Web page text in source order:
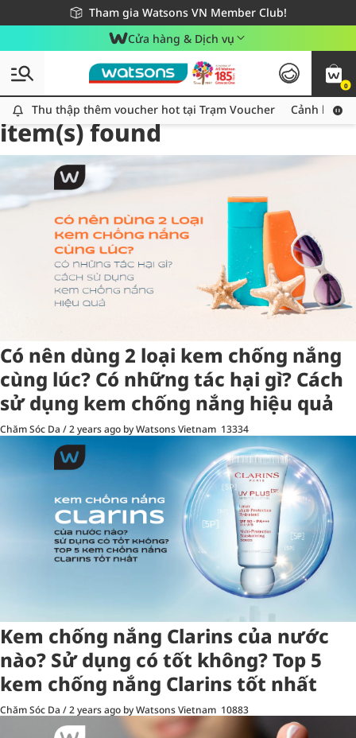
Tham gia Watsons VN Member Club!
Miễn phí giao hàng cho đơn hàng từ 249,000Đ
Giao hàng nhanh 24h - Áp dụng khu vực TP. Hồ Chí Minh
Cửa hàng & Dịch vụ
0
Thu thập thêm voucher hot tại Trạm Voucher
Thu thập thêm voucher hot tại Trạm Voucher Cảnh báo
Tag:kemchongnang31
item(s) found
Có nên dùng 2 loại kem chống nắng
cùng lúc? Có những tác hại gì? Cách
sử dụng kem chống nắng hiệu quả
Chăm Sóc Da /2 years ago by Watsons Vietnam 13334
Kem chống nắng Clarins của nước
nào? Sử dụng có tốt không? Top 5
kem chống nắng Clarins tốt nhất
Chăm Sóc Da /2 years ago by Watsons Vietnam 10883